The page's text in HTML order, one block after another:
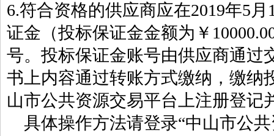
6.符合资格的供应商应在2019年5
证金（投标保证金金额为￥
号。投标保证金账号由供应商通过
书上内容通过转账方式缴纳，缴纳
山市公共资源交易平台上注册登记
具体操作方法请登录“中山市公